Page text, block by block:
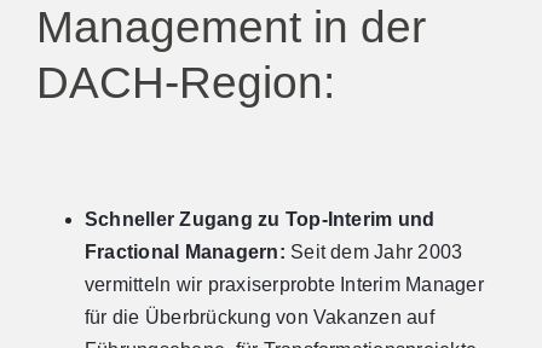
Management in der
DACH-Region:
Schneller Zugang zu Top-Interim und
Fractional Managern: Seit dem Jahr 2003
vermitteln wir praxiserprobte Interim Manager
für die Überbrückung von Vakanzen auf